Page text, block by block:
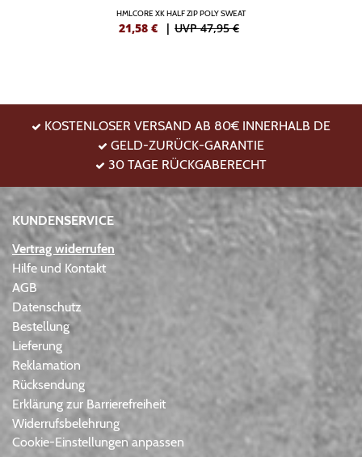
HMLCORE XK HALF ZIP POLY SWEAT
21,58 € | UVP 47,95 €
KOSTENLOSER VERSAND AB 80€ INNERHALB DE
GELD-ZURÜCK-GARANTIE
30 TAGE RÜCKGABERECHT
KUNDENSERVICE
Vertrag widerrufen
Hilfe und Kontakt
AGB
Datenschutz
Bestellung
Lieferung
Reklamation
Rücksendung
Erklärung zur Barrierefreiheit
Widerrufsbelehrung
Cookie-Einstellungen anpassen